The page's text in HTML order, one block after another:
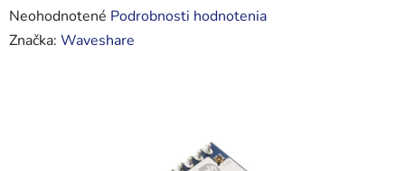
Priemerné
hodnotenie
Neohodnotené Podrobnosti hodnotenia
Značka: Waveshare